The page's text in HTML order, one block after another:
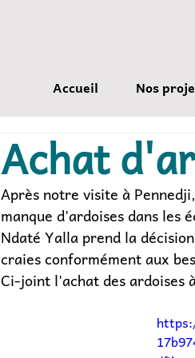
Achat
Après notre visite à
manque d'ardoises dans les
Ndaté Yalla prend la
craies conformément aux
Ci-joint l'achat des ardoises
Accueil Nos